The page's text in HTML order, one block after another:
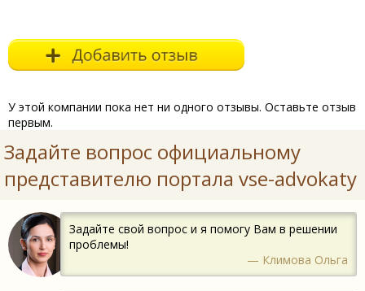
У этой компании пока нет ни одного отзывы. Оставьте отзыв
первым.
Задайте вопрос официальному
представителю портала vse-advokaty
Задайте свой вопрос и я помогу Вам в решении
проблемы!
— Климова Ольга